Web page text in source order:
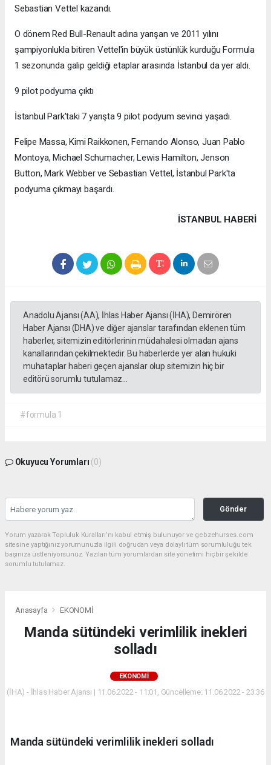
Sebastian Vettel kazandı.
O dönem Red Bull-Renault adına yarışan ve 2011 yılını
şampiyonlukla bitiren Vettel'in büyük üstünlük kurduğu Formula
1 sezonunda galip geldiği etaplar arasında İstanbul da yer aldı.
9 pilot podyuma çıktı
İstanbul Park'taki 7 yarışta 9 pilot podyum sevinci yaşadı.
Felipe Massa, Kimi Raikkonen, Fernando Alonso, Juan Pablo
Montoya, Michael Schumacher, Lewis Hamilton, Jenson
Button, Mark Webber ve Sebastian Vettel, İstanbul Park'ta
podyuma çıkmayı başardı.
İSTANBUL HABERİ
Anadolu Ajansı (AA), İhlas Haber Ajansı (İHA), Demirören
Haber Ajansı (DHA) ve diğer ajanslar tarafından eklenen tüm
haberler, sitemizin editörlerinin müdahalesi olmadan ajans
kanallarından çekilmektedir. Bu haberlerde yer alan hukuki
muhataplar haberi geçen ajanslar olup sitemizin hiç bir
editörü sorumlu tutulamaz...
#formula 1
Okuyucu Yorumları (0)
Gönder
Yorum yazarak Topluluk Kuralları’nı kabul etmiş bulunuyor ve gebzehurses.com
sitesine yaptığınız yorumunuzla ilgili doğrudan veya dolaylı tüm sorumluluğu tek
başınıza üstleniyorsunuz. Yazılan tüm yorumlardan site yönetimi hiçbir şekilde
sorumlu tutulamaz.
Anasayfa EKONOMİ
Manda sütündeki verimlilik inekleri
solladı
EKONOMİ
(İHA) - İhlas Haber Ajansı | 11.06.2022 - 11:01, Güncelleme: 11.06.2022 - 23:36
Manda sütündeki verimlilik inekleri solladı